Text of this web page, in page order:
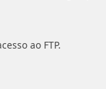
ao FTP.